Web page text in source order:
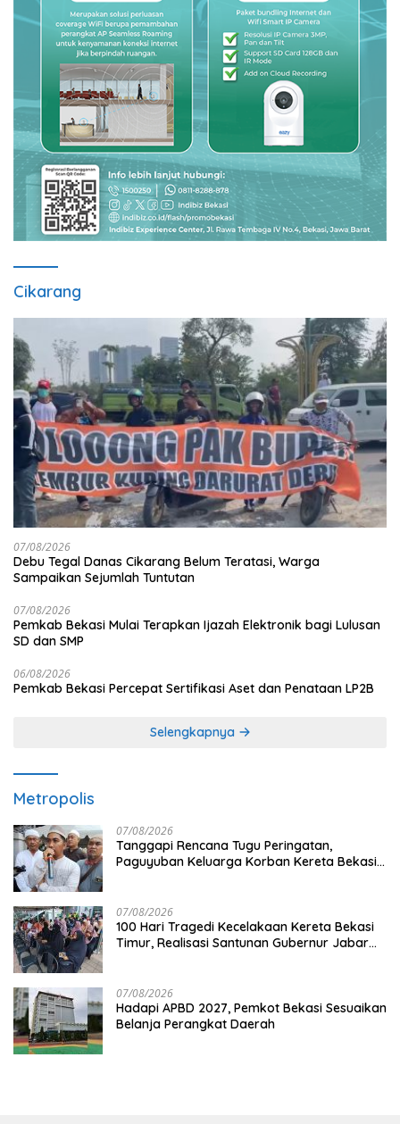
Cikarang
07/08/2026
Debu Tegal Danas Cikarang Belum Teratasi, Warga
Sampaikan Sejumlah Tuntutan
07/08/2026
Pemkab Bekasi Mulai Terapkan Ijazah Elektronik bagi Lulusan
SD dan SMP
06/08/2026
Pemkab Bekasi Percepat Sertifikasi Aset dan Penataan LP2B
Selengkapnya
Metropolis
07/08/2026
Tanggapi Rencana Tugu Peringatan,
Paguyuban Keluarga Korban Kereta Bekasi
07/08/2026
100 Hari Tragedi Kecelakaan Kereta Bekasi
Timur, Realisasi Santunan Gubernur Jabar
07/08/2026
Hadapi APBD 2027, Pemkot Bekasi Sesuaikan
Belanja Perangkat Daerah